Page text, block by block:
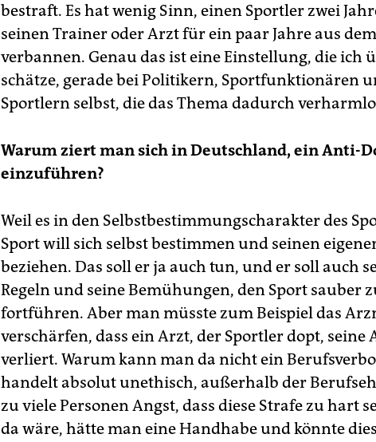
bestraft. Es hat wenig Sinn, einen Sportler zwei
seinen Trainer oder Arzt für ein paar Jahre aus
verbannen. Genau das ist eine Einstellung, die ich
schätze, gerade bei Politikern, Sportfunktionären
Sportlern selbst, die das Thema dadurch
Warum ziert man sich in Deutschland, ein Anti-
einzuführen?
Weil es in den Selbstbestimmungscharakter des
Sport will sich selbst bestimmen und seinen
beziehen. Das soll er ja auch tun, und er soll auch
Regeln und seine Bemühungen, den Sport sauber
fortführen. Aber man müsste zum Beispiel das
verschärfen, dass ein Arzt, der Sportler dopt, seine
verliert. Warum kann man da nicht ein
handelt absolut unethisch, außerhalb der
zu viele Personen Angst, dass diese Strafe zu hart
da wäre, hätte man eine Handhabe und könnte